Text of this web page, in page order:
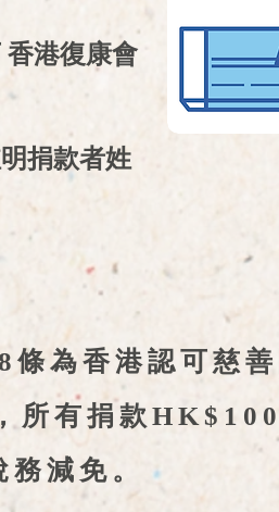
港復康會
捐款者姓
為香港認可慈善
所有捐款
務減免。